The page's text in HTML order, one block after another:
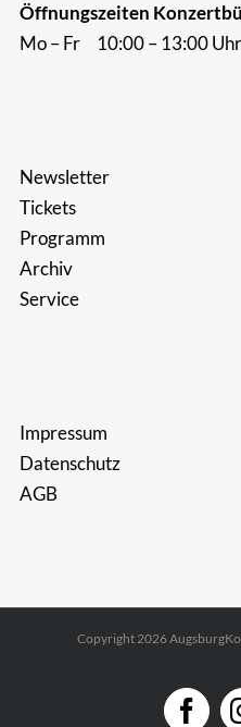
Öffnungszeiten
Mo – Fr 10:00 – 13:00 Uhr
Newsletter
Tickets
Programm
Archiv
Service
Impressum
Datenschutz
AGB
Copyright 2026